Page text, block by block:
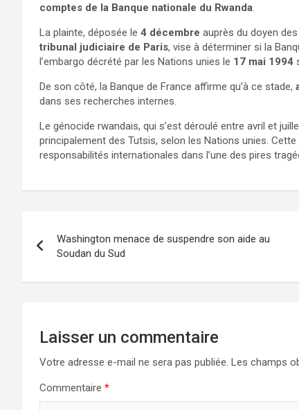
comptes de la Banque nationale du Rwanda.
La plainte, déposée le 4 décembre auprès du doyen
tribunal judiciaire de Paris, vise à déterminer si la
l’embargo décrété par les Nations unies le 17 mai 1994
De son côté, la Banque de France affirme qu’à ce stade,
dans ses recherches internes.
Le génocide rwandais, qui s’est déroulé entre avril et
principalement des Tutsis, selon les Nations unies.
responsabilités internationales dans l’une des pires
Washington menace de suspendre son aide au
Soudan du Sud
Laisser un commentaire
Votre adresse e-mail ne sera pas publiée. Les champs
Commentaire *